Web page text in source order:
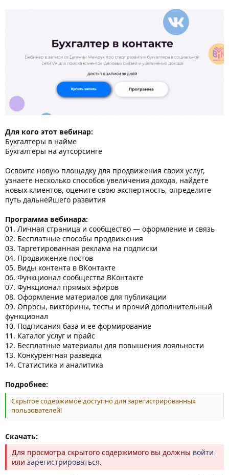
Для кого этот вебинар:
Бухгалтеры в найме
Бухгалтеры на аутсорсинге
Освоите новую площадку для продвижения своих услуг,
узнаете несколько способов увеличения дохода, найдете
новых клиентов, оцените свою экспертность, определите
путь дальнейшего развития
Программа вебинара:
01. Личная страница и сообщество — оформление и связь
02. Бесплатные способы продвижения
03. Таргетированная реклама на подписки
04. Продвижение постов
05. Виды контента в ВКонтакте
06. Функционал сообщества ВКонтакте
07. Функционал прямых эфиров
08. Оформление материалов для публикации
09. Опросы, викторины, тесты и прочий дополнительный
функционал
10. Подписания база и ее формирование
11. Каталог услуг и прайс
12. Бесплатные материалы для повышения лояльности
13. Конкурентная разведка
14. Статистика и аналитика
Подробнее:
Скрытое содержимое доступно для зарегистрированных
пользователей!
Скачать:
Для просмотра скрытого содержимого вы должны войти
или зарегистрироваться.